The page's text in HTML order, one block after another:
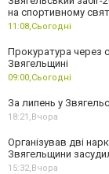
на спортивному
11:08, Сьогодні
Прокуратура через
Звягельщині
09:00, Сьогодні
За липень у
18:21, Вчора
Організував дві
Звягельщини
15:32, Вчора